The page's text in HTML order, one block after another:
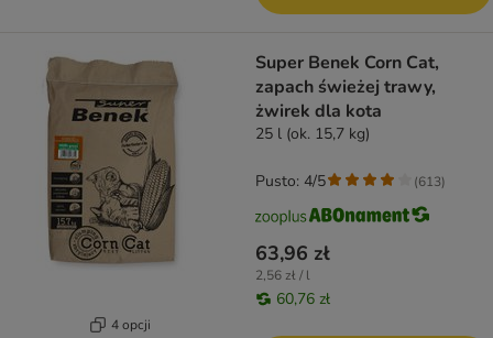
4 opcji
Super Benek Corn Cat,
zapach świeżej trawy,
żwirek dla kota
25 l (ok. 15,7 kg)
63,96 zł
2,56 zł / l
60,76 zł
Pusto: 4/5 (613)